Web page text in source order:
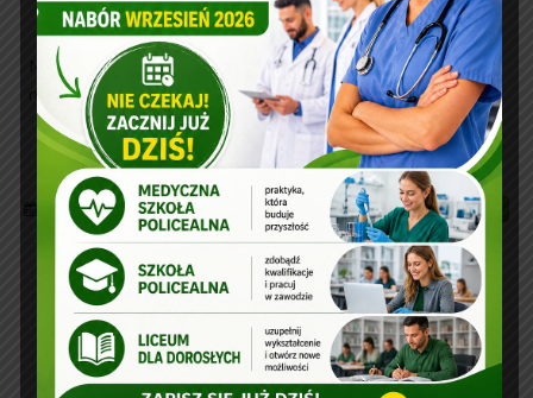
najbliższych.
Niech zajączek szczodry będzie i z jajeczkiem do Was przybędzie,
niech święconka smaczna będzie, a w Dyngusa woda wszędzie
Do zobaczenia we wtorek
19 kwietnia, 2019 Read more...
Idą Święta Wielkanocne